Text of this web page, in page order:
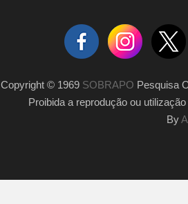
Copyright © 1969 SOBRAPO Pesquisa
Proibida a reprodução ou
By